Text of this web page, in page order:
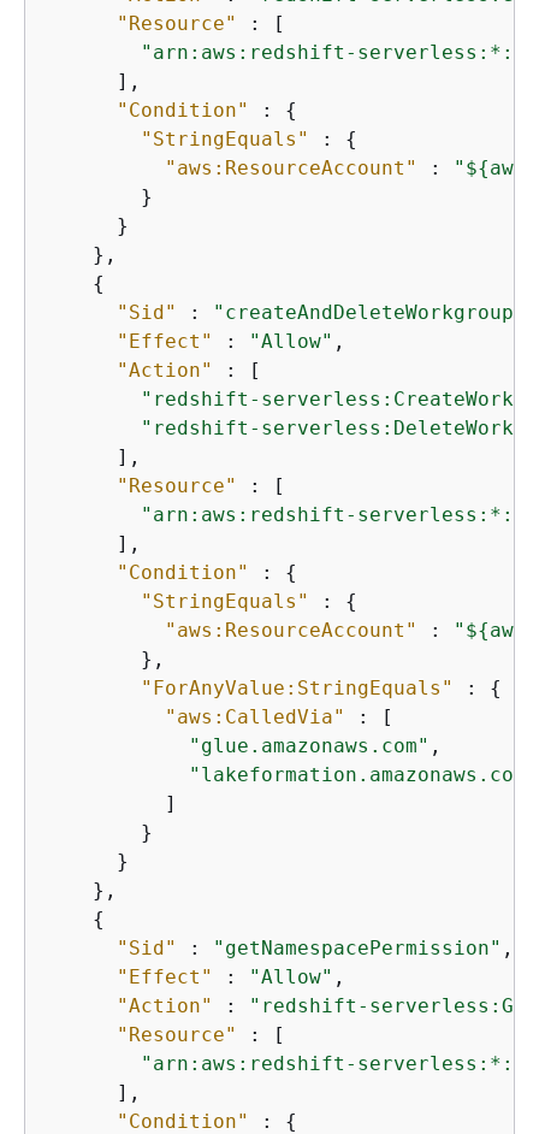
"Resource"
: [
"arn:aws:redshift-
      ],
"Condition"
: {
"StringEquals"
: {
"aws:ResourceAccount"
: "${
        }
      }
    },
{
"Sid"
:
"Effect"
: "Allow" ,
"Action"
: [
"redshift-
"redshift-
      ],
"Resource"
: [
"arn:aws:redshift-
      ],
"Condition"
: {
"StringEquals"
: {
"aws:ResourceAccount"
: "${
        },
"ForAnyValue:StringEquals"
: {
"aws:CalledVia"
: [
"glue.amazonaws.com" ,
"lakeformation.amazonaws.com"
          ]
        }
      }
    },
{
"Sid"
: "getNamespacePermission" ,
"Effect"
: "Allow" ,
"Action"
:
"redshift-
"Resource"
: [
"arn:aws:redshift-
      ],
"Condition"
: {